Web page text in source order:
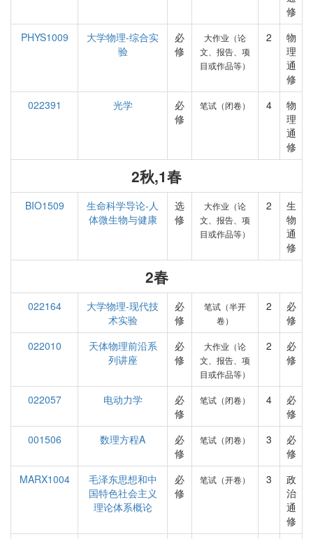
修
PHYS1009
大学物理-综合实
验
必
修
大作业（论
文、报告、项
目或作品等）
2
物
理
通
修
022391
光学
必
修
笔试（闭卷） 4
物
理
通
修
2秋,1春
BIO1509
生命科学导论-人
体微生物与健康
选
修
大作业（论
文、报告、项
目或作品等）
2
生
物
通
修
2春
022164
大学物理-现代技
术实验
必
修
笔试（半开
卷）
2
必
修
022010
天体物理前沿系
列讲座
必
修
大作业（论
文、报告、项
目或作品等）
2
必
修
022057 电动力学
必
修
笔试（闭卷） 4
必
修
001506
数理方程A
必
修
笔试（闭卷） 3
必
修
MARX1004
毛泽东思想和中
国特色社会主义
理论体系概论
必
修
笔试（开卷） 3
政
治
通
修